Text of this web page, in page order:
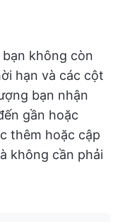
bạn không còn
hạn và các cột
bạn nhận
gần hoặc
thêm hoặc cập
không cần phải